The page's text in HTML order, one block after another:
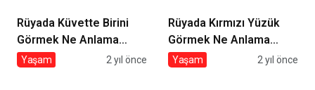
Rüyada Küvette Birini
Görmek Ne Anlama
Gelir?
Yaşam 2 yıl önce
Rüyada Kırmızı Yüzük
Görmek Ne Anlama
Gelir?
Yaşam 2 yıl önce